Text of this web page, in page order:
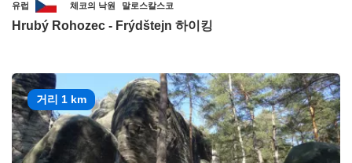
유럽 체코의 낙원 말로스칼스코
Hrubý Rohozec - Frýdštejn 하이킹
거리 1 km